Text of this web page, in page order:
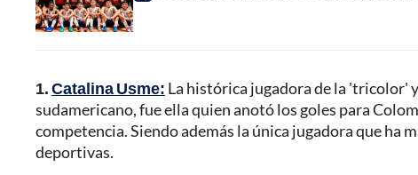
1.Catalina Usme: La histórica jugadora de la 'tricolor'
sudamericano, fue ella quien anotó los goles para
competencia. Siendo además la única jugadora que ha
deportivas.